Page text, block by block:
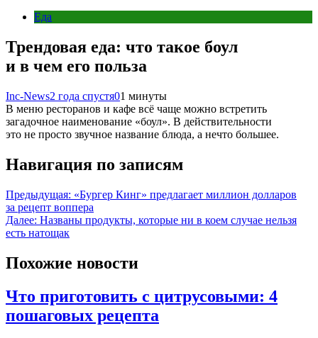
Еда
Трендовая еда: что такое боул
и в чем его польза
Inc-News2 года спустя01 минуты
В меню ресторанов и кафе всё чаще можно встретить
загадочное наименование «боул». В действительности
это не просто звучное название блюда, а нечто большее.
Навигация по записям
Предыдущая: «Бургер Кинг» предлагает миллион долларов
за рецепт воппера
Далее: Названы продукты, которые ни в коем случае нельзя
есть натощак
Похожие новости
Что приготовить с цитрусовыми: 4
пошаговых рецепта